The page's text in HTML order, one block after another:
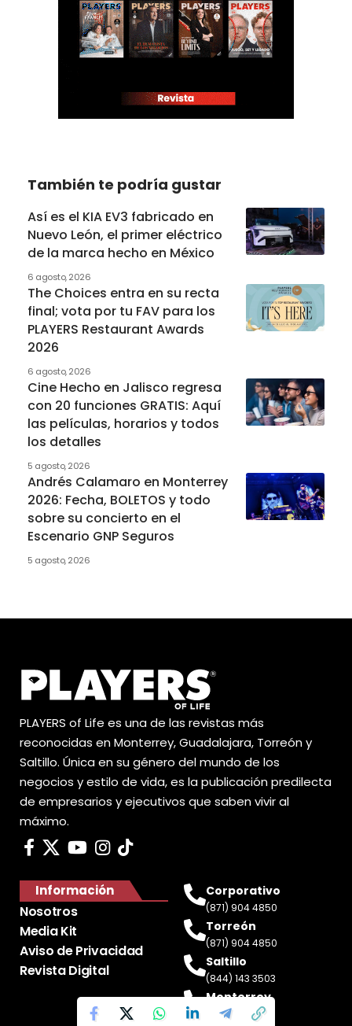
También te podría gustar
Así es el KIA EV3 fabricado en
Nuevo León, el primer eléctrico
de la marca hecho en México
6 agosto, 2026
The Choices entra en su recta
final; vota por tu FAV para los
PLAYERS Restaurant Awards
2026
6 agosto, 2026
Cine Hecho en Jalisco regresa
con 20 funciones GRATIS: Aquí
las películas, horarios y todos
los detalles
5 agosto, 2026
Andrés Calamaro en Monterrey
2026: Fecha, BOLETOS y todo
sobre su concierto en el
Escenario GNP Seguros
5 agosto, 2026
PLAYERS of Life es una de las revistas más
reconocidas en Monterrey, Guadalajara, Torreón y
Saltillo. Única en su género del mundo de los
negocios y estilo de vida, es la publicación predilecta
de empresarios y ejecutivos que saben vivir al
máximo.
Información
Nosotros
Media Kit
Aviso de Privacidad
Revista Digital
Corporativo
(871) 904 4850
Torreón
(871) 904 4850
Saltillo
(844) 143 3503
Monterrey
(81) 2188 0412